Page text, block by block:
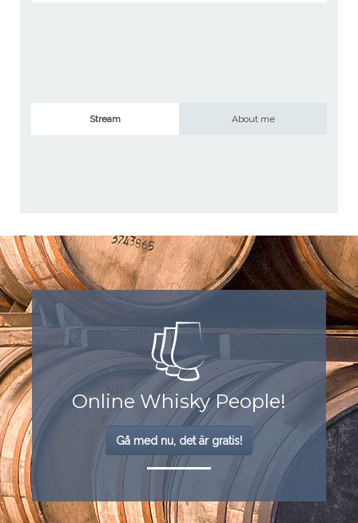
Stream About me
Online Whisky People!
Gå med nu, det är gratis!